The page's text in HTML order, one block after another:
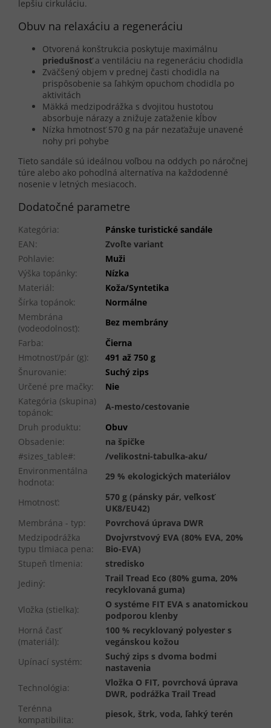
lepšiu cirkuláciu.
Obuv na relaxáciu a regeneráciu
Otvorená konštrukcia poskytuje maximálnu
priedušnosťa ventiláciu na regeneráciu chodidla
Zväčšený objem v prednej časti chodidla na
prispôsobenie sa ľahkým opuchom chodidla po
aktivitách
Mäkká medzipodrážka s dvojitou hustotou
absorbuje nárazy a znižuje zaťaženie kĺbov
Nízka hmotnosť 570 g na pár nezaťažuje unavené
nohy pri pohybe
Tieto sandále sú ideálnou voľbou na oddych po náročnej
túre alebo ako pohodlná alternatíva na každodenné
nosenie v letných mesiacoch.
Dodatočné parametre
Kategória:
Pánske turistické sandále
EAN:
Zvoľte variant
Pohlavie:
Muži
Výška topánky:
Nízka
Materiál:
Koža/Syntetika
Šírka topánok:
Normálne
Membrána
(vodeodolnosť):
Bez membrány
Farba:
Čierna
Hmotnosť/pár (g):
491 až 750 g
Šnurovanie:
Suchý zips
Určené pre mačky:
Nie
Kategória (skupina)
topánok:
A-mesto/cestovanie
Druh produktu:
Obuv
Obsadenie:
na špičke
#sizes_table#:
/velikostni-tabulka-aku/
Environmentálna
hodnota:
29 % ekologických materiálov
Hmotnosť:
570 g (pánsky pár, veľkosť
UK8/EU42)
Membrána - typ:
Povrchová úprava DWR
Medzipodrážka
typu tlmiaca pena:
Dvojvrstvový EVA (80% EVA, 20%
Bio-EVA)
Stupeň tlmenia:
stredisko
Jediný:
Trail Tread Eco (80% guma, 20%
recyklovaná guma)
Vložka (stielka):
O systéme FIT EVA s anatomickou
podporou klenby
Horná časť
(materiál):
100 % recyklovaný polyester s
vegánskou kožou
Upínací systém:
Suchý zips s dvoma bodmi
nastavenia
Technológia:
Vložka O FIT, povrchová úprava
DWR, podrážka Trail Tread
Terénna
kompatibilita:
piesok, štrk, voda, ľahký terén